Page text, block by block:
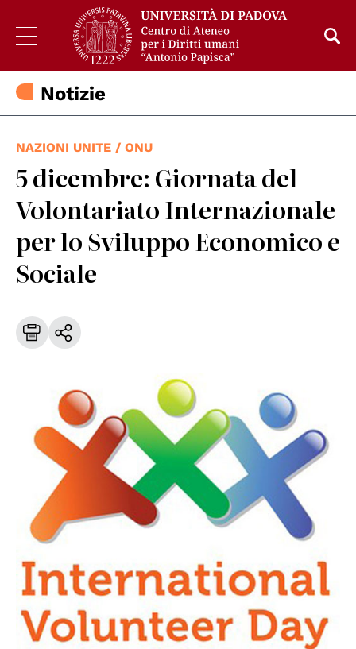
Notizie
NAZIONI UNITE / ONU
5 dicembre: Giornata del
Volontariato Internazionale
per lo Sviluppo Economico e
Sociale